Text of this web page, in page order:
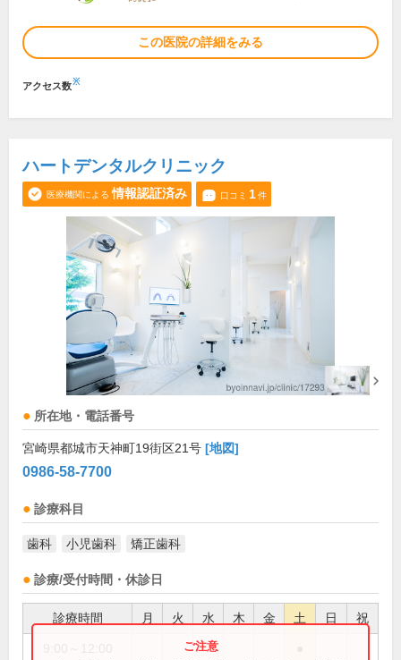
この医院の詳細をみる
アクセス数※
ハートデンタルクリニック
医療機関による 情報認証済み 口コミ 1件
所在地・電話番号
宮崎県都城市天神町19街区21号 [地図]
0986-58-7700
診療科目
歯科 小児歯科 矯正歯科
診療/受付時間・休診日
診療時間 月 火 水 木 金 土 日 祝